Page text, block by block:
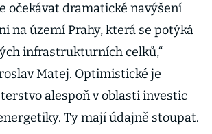
očekávat dramatické navýšení
na území Prahy, která se potýká
infrastrukturních celků,“
Matej. Optimistické je
alespoň v oblasti investic
Ty mají údajně stoupat.